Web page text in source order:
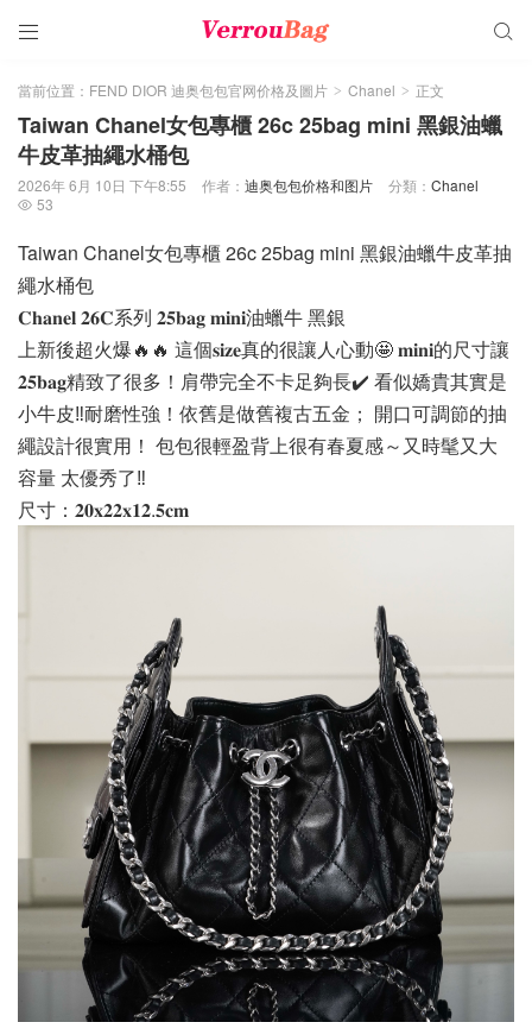
 
當前位置： FEND DIOR 迪奥包包官网价格及圖片 > Chanel > 正文
Taiwan Chanel女包專櫃 26c 25bag mini 黑銀油蠟
牛皮革抽繩水桶包
2026年 6月 10日 下午8:55 作者： 迪奥包包价格和图片 分類： Chanel
 53
Taiwan Chanel女包專櫃 26c 25bag mini 黑銀油蠟牛皮革抽
繩水桶包
𝐂𝐡𝐚𝐧𝐞𝐥 𝟐𝟔𝐂系列 𝟐𝟓𝐛𝐚𝐠 𝐦𝐢𝐧𝐢油蠟牛 黑銀
上新後超火爆🔥🔥 這個𝐬𝐢𝐳𝐞真的很讓人心動🤩 𝐦𝐢𝐧𝐢的尺寸讓
𝟐𝟓𝐛𝐚𝐠精致了很多！肩帶完全不卡足夠長✔️ 看似嬌貴其實是
小牛皮‼️耐磨性強！依舊是做舊複古五金； 開口可調節的抽
繩設計很實用！ 包包很輕盈背上很有春夏感～又時髦又大
容量 太優秀了‼️
尺寸：𝟐𝟎𝐱𝟐𝟐𝐱𝟏𝟐.𝟓𝐜𝐦